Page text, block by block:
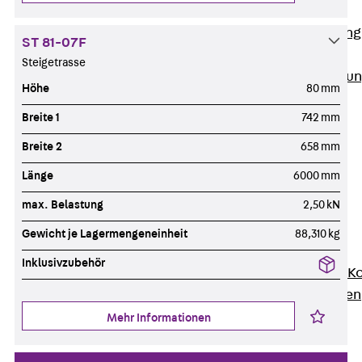
Bodengeführte
Funktionserhalt
Dachflächen
Services
CAD und BIM
Montage
Beratung, Planung,
Individuelle Lösungen
Referenzen
ST 81-07F
Steigetrasse
Höhe 80 mm
Breite 1 742 mm
Breite 2 658 mm
Länge 6000 mm
max. Belastung 2,50 kN
Gewicht je Lagermengeneinheit 88,310 kg
Inklusivzubehör
Mehr Informationen